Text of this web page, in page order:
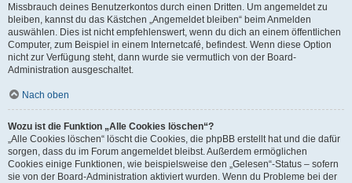
Missbrauch deines Benutzerkontos durch einen Dritten. Um angemeldet zu
bleiben, kannst du das Kästchen „Angemeldet bleiben“ beim Anmelden
auswählen. Dies ist nicht empfehlenswert, wenn du dich an einem öffentlichen
Computer, zum Beispiel in einem Internetcafé, befindest. Wenn diese Option
nicht zur Verfügung steht, dann wurde sie vermutlich von der Board-
Administration ausgeschaltet.
Nach oben
Wozu ist die Funktion „Alle Cookies löschen“?
„Alle Cookies löschen“ löscht die Cookies, die phpBB erstellt hat und die dafür
sorgen, dass du im Forum angemeldet bleibst. Außerdem ermöglichen
Cookies einige Funktionen, wie beispielsweise den „Gelesen“-Status – sofern
sie von der Board-Administration aktiviert wurden. Wenn du Probleme bei der